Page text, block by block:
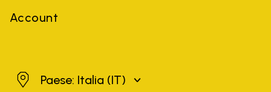
Account
Italia Paese: Italia (IT)